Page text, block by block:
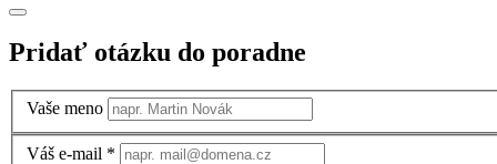
Pridať otázku do poradne
Vaše meno
Váš e-mail *